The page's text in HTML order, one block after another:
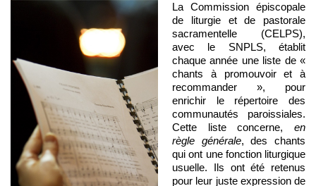
La Commission épiscopale
de liturgie et de pastorale
sacramentelle (CELPS),
avec le SNPLS, établit
chaque année une liste de «
chants à promouvoir et à
recommander », pour
enrichir le répertoire des
communautés paroissiales.
Cette liste concerne, en
règle générale, des chants
qui ont une fonction liturgique
usuelle. Ils ont été retenus
pour leur juste expression de